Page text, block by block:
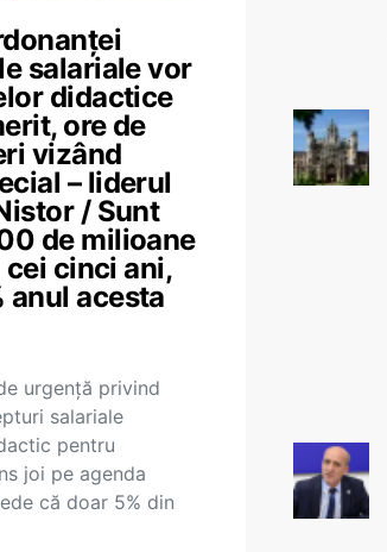
salariale vor
didactice
ore de
vizând
– liderul
/ Sunt
de milioane
cinci ani,
anul acesta
urgență privind
salariale
pentru
joi pe agenda
că doar 5% din